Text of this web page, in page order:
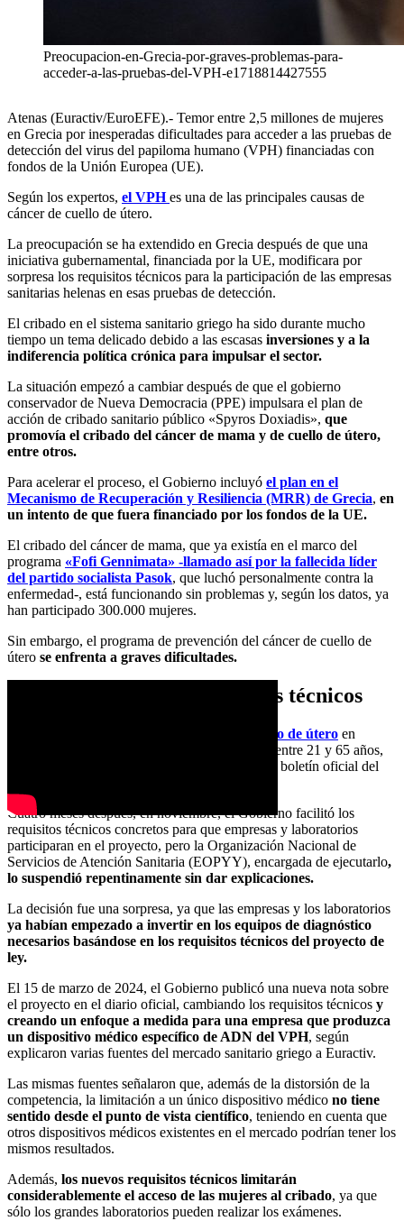
Preocupacion-en-Grecia-por-graves-problemas-para-
acceder-a-las-pruebas-del-VPH-e1718814427555
Atenas (Euractiv/EuroEFE).- Temor entre 2,5 millones de mujeres
en Grecia por inesperadas dificultades para acceder a las pruebas de
detección del virus del papiloma humano (VPH) financiadas con
fondos de la Unión Europea (UE).
Según los expertos, el VPH es una de las principales causas de
cáncer de cuello de útero.
La preocupación se ha extendido en Grecia después de que una
iniciativa gubernamental, financiada por la UE, modificara por
sorpresa los requisitos técnicos para la participación de las empresas
sanitarias helenas en esas pruebas de detección.
El cribado en el sistema sanitario griego ha sido durante mucho
tiempo un tema delicado debido a las escasas inversiones y a la
indiferencia política crónica para impulsar el sector.
La situación empezó a cambiar después de que el gobierno
conservador de Nueva Democracia (PPE) impulsara el plan de
acción de cribado sanitario público «Spyros Doxiadis», que
promovía el cribado del cáncer de mama y de cuello de útero,
entre otros.
Para acelerar el proceso, el Gobierno incluyó el plan en el
Mecanismo de Recuperación y Resiliencia (MRR) de Grecia, en
un intento de que fuera financiado por los fondos de la UE.
El cribado del cáncer de mama, que ya existía en el marco del
programa «Fofi Gennimata» -llamado así por la fallecida líder
del partido socialista Pasok, que luchó personalmente contra la
enfermedad-, está funcionando sin problemas y, según los datos, ya
han participado 300.000 mujeres.
Sin embargo, el programa de prevención del cáncer de cuello de
útero se enfrenta a graves dificultades.
Modificación de los requisitos técnicos
del cáncer de cuello de útero en
Grecia, destinado a 2,5 millones de mujeres de entre 21 y 65 años,
se votó como proyecto de ley y se publicó en el boletín oficial del
Cuatro meses después, en noviembre, el Gobierno facilitó los
requisitos técnicos concretos para que empresas y laboratorios
participaran en el proyecto, pero la Organización Nacional de
Servicios de Atención Sanitaria (EOPYY), encargada de ejecutarlo,
lo suspendió repentinamente sin dar explicaciones.
La decisión fue una sorpresa, ya que las empresas y los laboratorios
ya habían empezado a invertir en los equipos de diagnóstico
necesarios basándose en los requisitos técnicos del proyecto de
ley.
El 15 de marzo de 2024, el Gobierno publicó una nueva nota sobre
el proyecto en el diario oficial, cambiando los requisitos técnicos y
creando un enfoque a medida para una empresa que produzca
un dispositivo médico específico de ADN del VPH, según
explicaron varias fuentes del mercado sanitario griego a Euractiv.
Las mismas fuentes señalaron que, además de la distorsión de la
competencia, la limitación a un único dispositivo médico no tiene
sentido desde el punto de vista científico, teniendo en cuenta que
otros dispositivos médicos existentes en el mercado podrían tener los
mismos resultados.
Además, los nuevos requisitos técnicos limitarán
considerablemente el acceso de las mujeres al cribado, ya que
sólo los grandes laboratorios pueden realizar los exámenes.